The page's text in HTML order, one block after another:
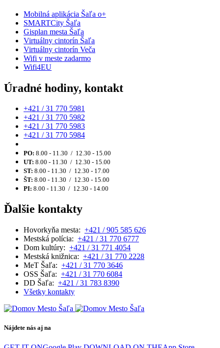
Mobilná aplikácia Šaľa o+
SMARTCity Šaľa
Gisplan mesta Šaľa
Virtuálny cintorín Šaľa
Virtuálny cintorín Veča
Wifi v meste zadarmo
Wifi4EU
Úradné hodiny, kontakt
+421 / 31 770 5981
+421 / 31 770 5982
+421 / 31 770 5983
+421 / 31 770 5984
PO: 8.00 - 11.30 / 12.30 - 15.00
UT: 8.00 - 11.30 / 12.30 - 15.00
ST: 8.00 - 11.30 / 12.30 - 17.00
ŠT: 8.00 - 11.30 / 12.30 - 15.00
PI: 8.00 - 11.30 / 12.30 - 14.00
Ďalšie kontakty
Hovorkyňa mesta: +421 / 905 585 626
Mestská polícia: +421 / 31 770 6777
Dom kultúry: +421 / 31 771 4054
Mestská knižnica: +421 / 31 770 2228
MeT Šaľa: +421 / 31 770 3646
OSS Šaľa: +421 / 31 770 6084
DD Šaľa: +421 / 31 783 8390
Všetky kontakty
Nájdete nás aj na